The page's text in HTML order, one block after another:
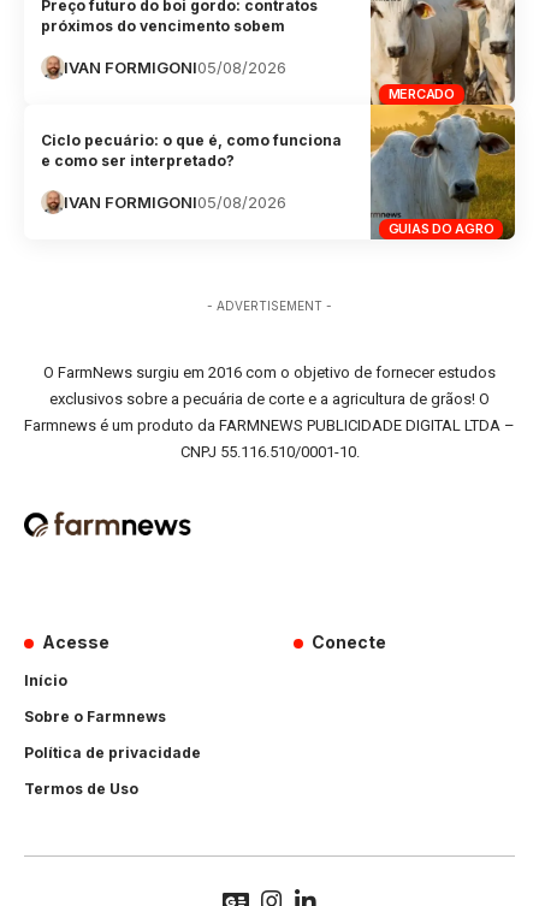
MERCADO
Preço futuro do boi gordo: contratos
próximos do vencimento sobem
IVAN FORMIGONI05/08/2026
GUIAS DO AGRO
Ciclo pecuário: o que é, como funciona
e como ser interpretado?
IVAN FORMIGONI05/08/2026
- ADVERTISEMENT -
O FarmNews surgiu em 2016 com o objetivo de fornecer estudos
exclusivos sobre a pecuária de corte e a agricultura de grãos! O
Farmnews é um produto da FARMNEWS PUBLICIDADE DIGITAL LTDA –
CNPJ 55.116.510/0001-10.
Acesse
Início
Sobre o Farmnews
Política de privacidade
Termos de Uso
Conecte